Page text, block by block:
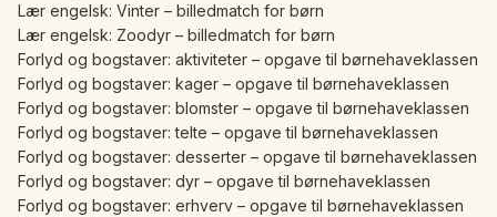
Lær engelsk: Vinter – billedmatch for børn
Lær engelsk: Zoodyr – billedmatch for børn
Forlyd og bogstaver: aktiviteter – opgave til børnehaveklassen
Forlyd og bogstaver: kager – opgave til børnehaveklassen
Forlyd og bogstaver: blomster – opgave til børnehaveklassen
Forlyd og bogstaver: telte – opgave til børnehaveklassen
Forlyd og bogstaver: desserter – opgave til børnehaveklassen
Forlyd og bogstaver: dyr – opgave til børnehaveklassen
Forlyd og bogstaver: erhverv – opgave til børnehaveklassen